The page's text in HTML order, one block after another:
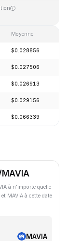
Moyenne
$0.028856
$0.027506
$0.026913
$0.029156
$0.066339
à n'importe quelle
MAVIA à cette date
MAVIA